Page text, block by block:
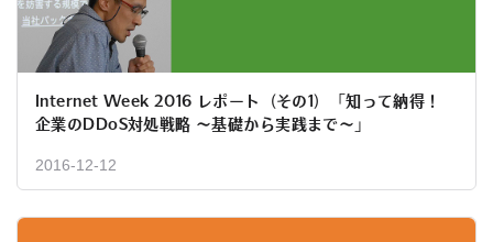
Internet Week 2016 レポート（その1）「知って納得！
企業のDDoS対処戦略 ～基礎から実践まで～」
2016-12-12